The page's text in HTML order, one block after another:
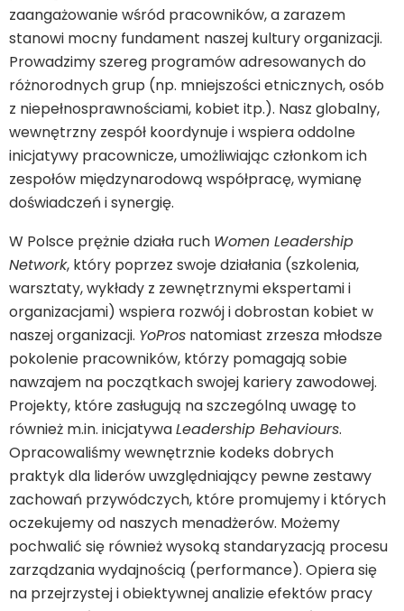
zaangażowanie wśród pracowników, a zarazem
stanowi mocny fundament naszej kultury organizacji.
Prowadzimy szereg programów adresowanych do
różnorodnych grup (np. mniejszości etnicznych, osób
z niepełnosprawnościami, kobiet itp.). Nasz globalny,
wewnętrzny zespół koordynuje i wspiera oddolne
inicjatywy pracownicze, umożliwiając członkom ich
zespołów międzynarodową współpracę, wymianę
doświadczeń i synergię.
W Polsce prężnie działa ruch Women Leadership
Network, który poprzez swoje działania (szkolenia,
warsztaty, wykłady z zewnętrznymi ekspertami i
organizacjami) wspiera rozwój i dobrostan kobiet w
naszej organizacji. YoPros natomiast zrzesza młodsze
pokolenie pracowników, którzy pomagają sobie
nawzajem na początkach swojej kariery zawodowej.
Projekty, które zasługują na szczególną uwagę to
również m.in. inicjatywaLeadership Behaviours.
Opracowaliśmy wewnętrznie kodeks dobrych
praktyk dla liderów uwzględniający pewne zestawy
zachowań przywódczych, które promujemy i których
oczekujemy od naszych menadżerów. Możemy
pochwalić się również wysoką standaryzacją procesu
zarządzania wydajnością (performance). Opiera się
na przejrzystej i obiektywnej analizie efektów pracy